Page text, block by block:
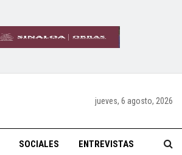
jueves, 6 agosto, 2026
SOCIALES ENTREVISTAS